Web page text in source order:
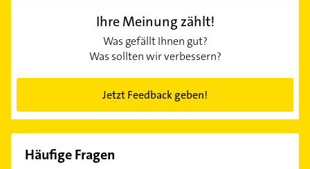
Ihre Meinung zählt!
Was gefällt Ihnen gut?
Was sollten wir verbessern?
Jetzt Feedback geben!
Häufige Fragen